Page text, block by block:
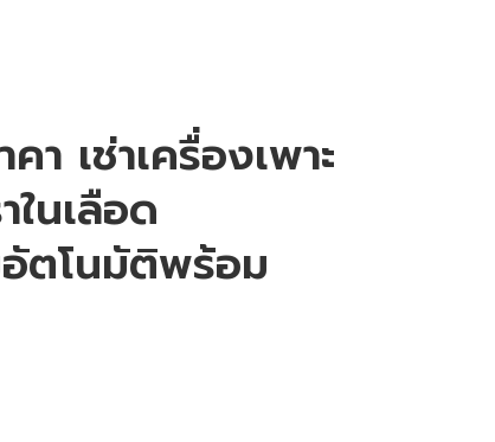
า เช่าเครื่องเพาะ
ในเลือด
ตโนมัติพร้อม